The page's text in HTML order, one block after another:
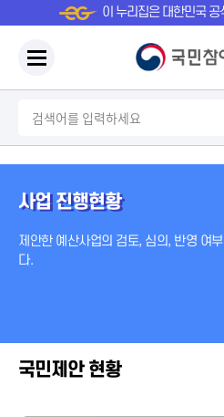
이 누리집은 대한민국
사업 진행현황
제안한 예산사업의 검토, 심의, 반영 여
다.
국민제안 현황